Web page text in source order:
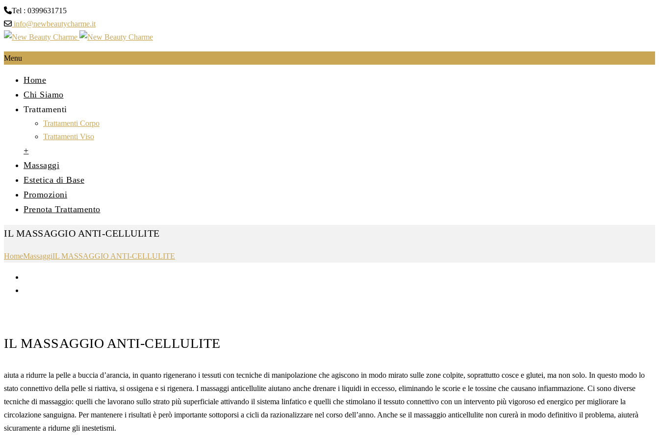
Tel : 0399631715
info@newbeautycharme.it
Menu
Home
Chi Siamo
Trattamenti
Trattamenti Corpo
Trattamenti Viso
+
Massaggi
Estetica di Base
Promozioni
Prenota Trattamento
IL MASSAGGIO ANTI-CELLULITE
HomeMassaggiIL MASSAGGIO ANTI-CELLULITE
IL MASSAGGIO ANTI-CELLULITE
aiuta a ridurre la pelle a buccia d’arancia, in quanto rigenerano i tessuti con tecniche di manipolazione che agiscono in modo mirato sulle zone colpite, soprattutto cosce e glutei, ma non solo. In questo modo lo
stato connettivo della pelle si riattiva, si ossigena e si rigenera. I massaggi anticellulite aiutano anche drenare i liquidi in eccesso, eliminando le scorie e le tossine che causano infiammazione. Ci sono diverse
tecniche di massaggio: quelli che lavorano sullo strato più superficiale attivando il sistema linfatico e quelli che stimolano il tessuto connettivo con un intervento più vigoroso ed energico per migliorare la
circolazione sanguigna. Per mantenere i risultati è però importante sottoporsi a cicli da razionalizzare nel corso dell’anno. Anche se il massaggio anticellulite non curerà in modo definitivo il problema, aiuterà
sicuramente a ridurne gli inestetismi.